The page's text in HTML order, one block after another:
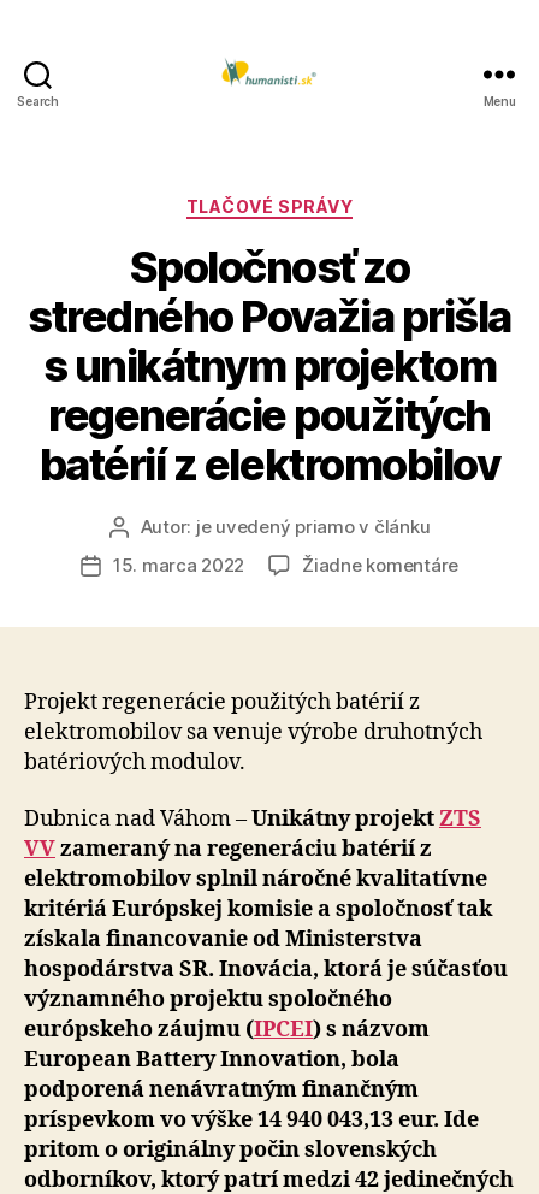
Search Menu
Kategórie
TLAČOVÉ SPRÁVY
Spoločnosť zo
stredného Považia prišla
s unikátnym projektom
regenerácie použitých
batérií z elektromobilov
Autor
článku
Autor: je uvedený priamo v článku
Dátum
15. marca 2022 Žiadne komentárena
s
z
Projekt regenerácie použitých batérií z
elektromobilov sa venuje výrobe druhotných
batériových modulov.
Dubnica nad Váhom –Unikátny projektZTS
VVzameraný na regeneráciu batérií z
elektromobilov splnil náročné kvalitatívne
kritériá Európskej komisie a spoločnosť tak
získala financovanie od Ministerstva
hospodárstva SR. Inovácia, ktorá je súčasťou
významného projektu spoločného
európskeho záujmu (IPCEI) s názvom
European Battery Innovation, bola
podporená nenávratným finančným
príspevkom vo výške 14 940 043,13 eur. Ide
pritom o originálny počin slovenských
odborníkov, ktorý patrí medzi 42 jedinečných